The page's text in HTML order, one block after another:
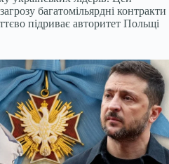
багатомільярдні контракти
підриває авторитет Польщі